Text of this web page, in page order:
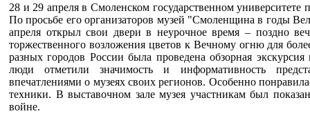
28 и 29 апреля в Смоленском государственном
По просьбе его организаторов музей "Смоленщина в годы
апреля открыл свои двери в неурочное время – поздно
торжественного возложения цветов к Вечному огню для
разных городов России была проведена обзорная
люди отметили значимость и информативность
впечатлениями о музеях своих регионов. Особенно
техники. В выставочном зале музея участникам был
войне.